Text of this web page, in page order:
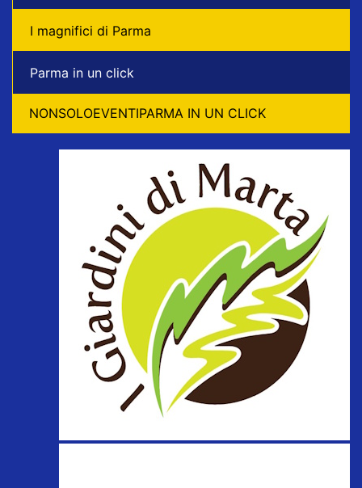
I magnifici di Parma
Parma in un click
NONSOLOEVENTIPARMA IN UN CLICK